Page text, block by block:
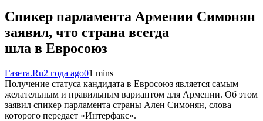
Спикер парламента Армении Симонян
заявил, что страна всегда
шла в Евросоюз
Газета.Ru2 года ago01 mins
Получение статуса кандидата в Евросоюз является самым
желательным и правильным вариантом для Армении. Об этом
заявил спикер парламента страны Ален Симонян, слова
которого передает «Интерфакс».